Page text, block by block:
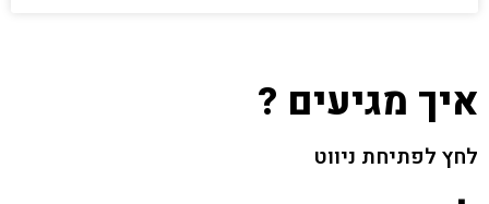
איך מגיעים ?
לחץ לפתיחת ניווט